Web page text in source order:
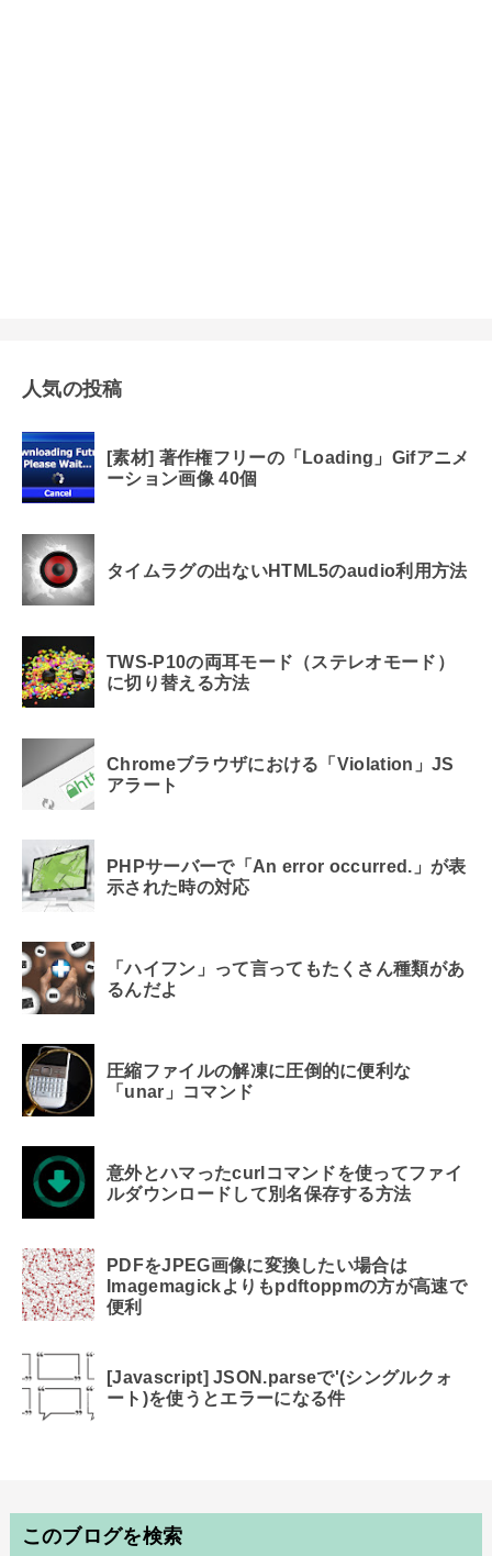
人気の投稿
[素材] 著作権フリーの「Loading」Gifアニメ
ーション画像 40個
タイムラグの出ないHTML5のaudio利用方法
TWS-P10の両耳モード（ステレオモード）
に切り替える方法
Chromeブラウザにおける「Violation」JS
アラート
PHPサーバーで「An error occurred.」が表
示された時の対応
「ハイフン」って言ってもたくさん種類があ
るんだよ
圧縮ファイルの解凍に圧倒的に便利な
「unar」コマンド
意外とハマったcurlコマンドを使ってファイ
ルダウンロードして別名保存する方法
PDFをJPEG画像に変換したい場合は
Imagemagickよりもpdftoppmの方が高速で
便利
[Javascript] JSON.parseで'(シングルクォ
ート)を使うとエラーになる件
このブログを検索